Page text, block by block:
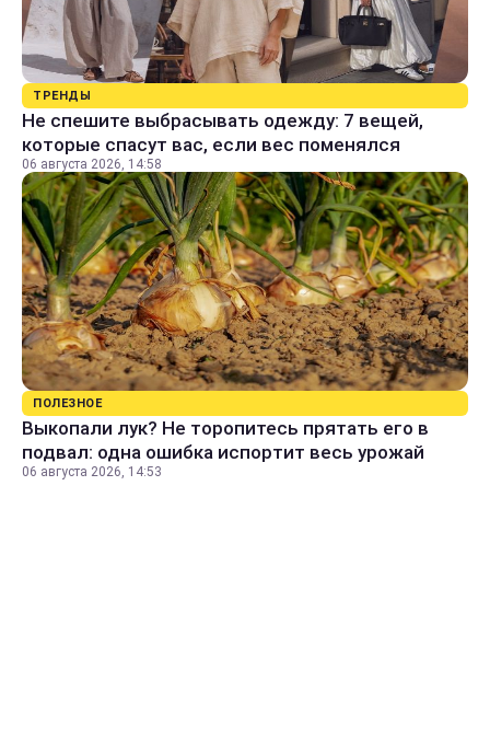
ТРЕНДЫ
Не спешите выбрасывать одежду: 7 вещей,
которые спасут вас, если вес поменялся
06 августа 2026, 14:58
ПОЛЕЗНОЕ
Выкопали лук? Не торопитесь прятать его в
подвал: одна ошибка испортит весь урожай
06 августа 2026, 14:53